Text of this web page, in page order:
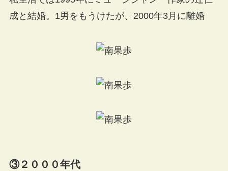
成と結婚。1男をもうけたが、2000年3月に離婚
③２０００年代